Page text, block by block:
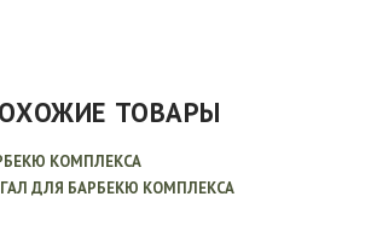
ТОВАРЫ
ДЛЯ БАРБЕКЮ КОМПЛЕКСА